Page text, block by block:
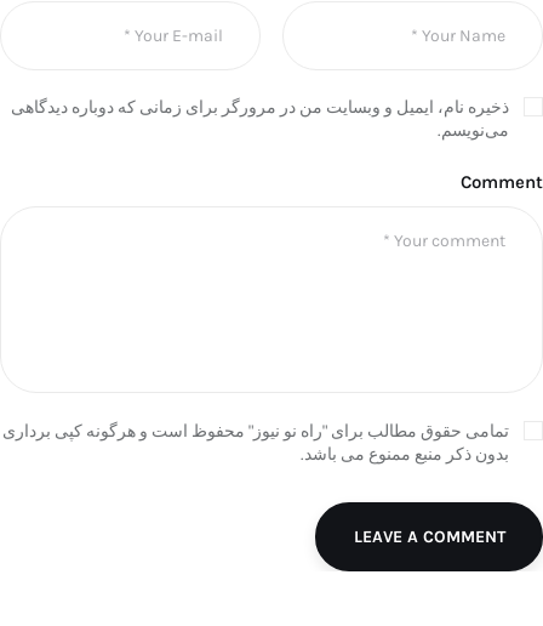
ذخیره نام، ایمیل و وبسایت من در مرورگر برای زمانی که دوباره دیدگاهی
می‌نویسم.
Comment
تمامی حقوق مطالب برای "راه نو نیوز" محفوظ است و هرگونه کپی برداری
بدون ذکر منبع ممنوع می باشد.
LEAVE A COMMENT